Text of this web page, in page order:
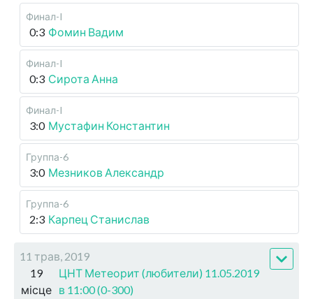
Финал-I
0:3 Фомин Вадим
Финал-I
0:3 Сирота Анна
Финал-I
3:0 Мустафин Константин
Группа-6
3:0 Мезников Александр
Группа-6
2:3 Карпец Станислав
11 трав, 2019
19
місце
ЦНТ Метеорит (любители) 11.05.2019
в 11:00 (0-300)